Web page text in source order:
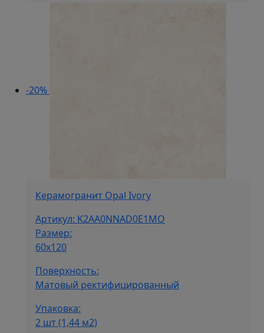
составляла1
-20%
Керамогранит Opal Ivory
Артикул: K2AA0NNAD0E1MO
Размер:
60х120
Поверхность:
Матовый ректифицированный
Упаковка:
2 шт (1,44 м2)